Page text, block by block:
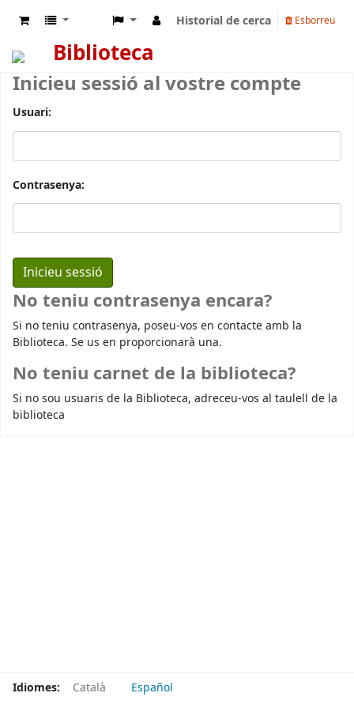
Historial de cerca Esborreu
Biblioteca
Inicieu sessió al vostre compte
Usuari:
Contrasenya:
No teniu contrasenya encara?
Si no teniu contrasenya, poseu-vos en contacte amb la
Biblioteca. Se us en proporcionarà una.
No teniu carnet de la biblioteca?
Si no sou usuaris de la Biblioteca, adreceu-vos al taulell de la
biblioteca
Idiomes: Català Español